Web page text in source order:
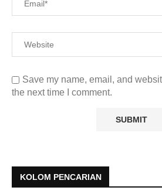
Save my name, email, and
the next time I comment.
KOLOM PENCARIAN